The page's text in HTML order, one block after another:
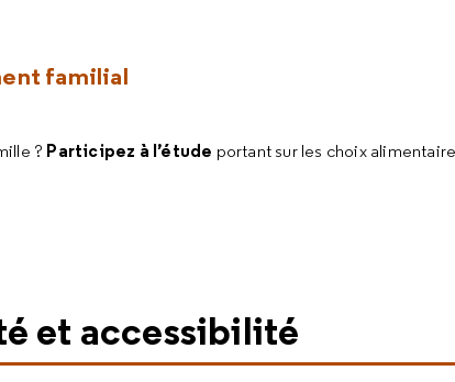
familial
? Participez à l’étude portant sur les choix
et accessibilité